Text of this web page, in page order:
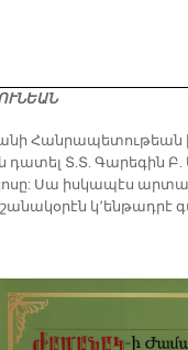
Հանրապետութեան
դատել Տ.Տ. Գարեգին Բ.
Սա իսկապէս
կ՚ենթադրէ